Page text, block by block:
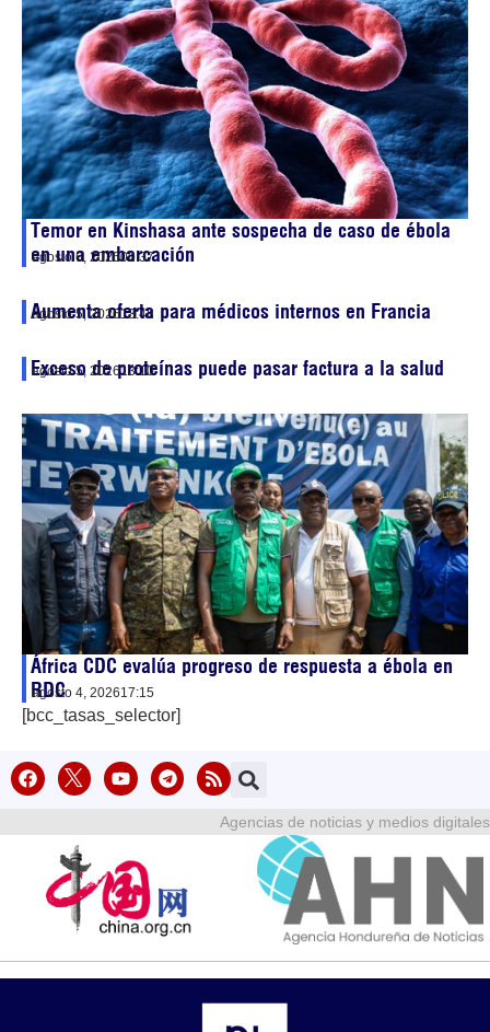
Temor en Kinshasa ante sospecha de caso de ébola
en una embarcación
agosto 6, 202600:37
Aumenta oferta para médicos internos en Francia
agosto 5, 202613:48
Exceso de proteínas puede pasar factura a la salud
agosto 5, 202613:10
África CDC evalúa progreso de respuesta a ébola en
RDC
agosto 4, 202617:15
[bcc_tasas_selector]
Agencias de noticias y medios digitales